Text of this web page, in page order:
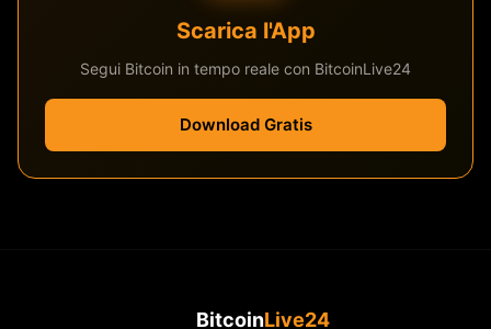
Scarica l'App
Segui Bitcoin in tempo reale con BitcoinLive24
Download Gratis
BitcoinLive24